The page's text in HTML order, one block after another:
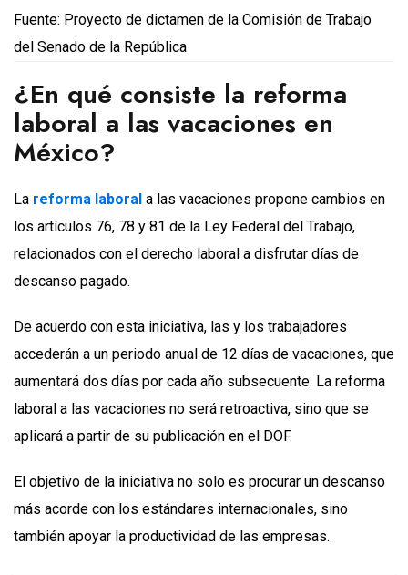
Fuente: Proyecto de dictamen de la Comisión de Trabajo
del Senado de la República
¿En qué consiste la reforma
laboral a las vacaciones en
México?
La reforma laboral a las vacaciones propone cambios en
los artículos 76, 78 y 81 de la Ley Federal del Trabajo,
relacionados con el derecho laboral a disfrutar días de
descanso pagado.
De acuerdo con esta iniciativa, las y los trabajadores
accederán a un periodo anual de 12 días de vacaciones, que
aumentará dos días por cada año subsecuente. La reforma
laboral a las vacaciones no será retroactiva, sino que se
aplicará a partir de su publicación en el DOF.
El objetivo de la iniciativa no solo es procurar un descanso
más acorde con los estándares internacionales, sino
también apoyar la productividad de las empresas.